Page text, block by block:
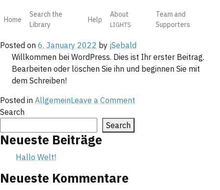
toHome
Search the
Library
Help
About
LIGHTS
Team and
Supporters
Author:jSebald
Hallo Welt!
Posted on 6. January 2022 by jSebald
Willkommen bei WordPress. Dies ist Ihr erster Beitrag.
Bearbeiten oder löschen Sie ihn und beginnen Sie mit
dem Schreiben!
Posted in AllgemeinLeave a Comment
Search
Search
Neueste Beiträge
Hallo Welt!
Neueste Kommentare